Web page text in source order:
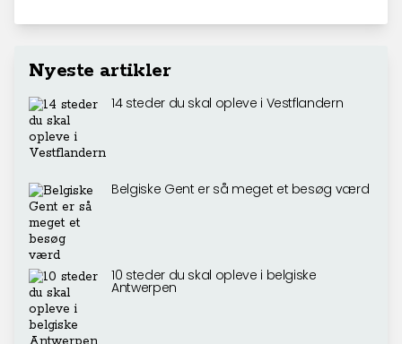
Nyeste artikler
14 steder du skal opleve i Vestflandern
Belgiske Gent er så meget et besøg værd
10 steder du skal opleve i belgiske
Antwerpen